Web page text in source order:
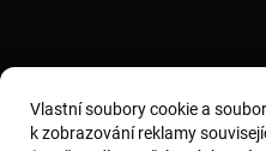
Vlastní soubory cookie a
k zobrazování reklamy